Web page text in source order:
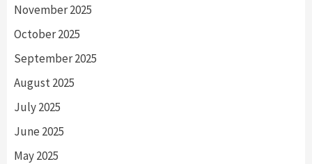
November 2025
October 2025
September 2025
August 2025
July 2025
June 2025
May 2025